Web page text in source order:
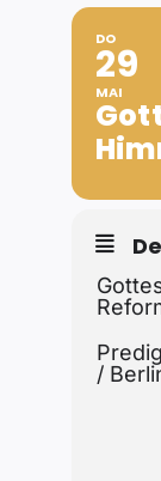
DO
29
MAI
/